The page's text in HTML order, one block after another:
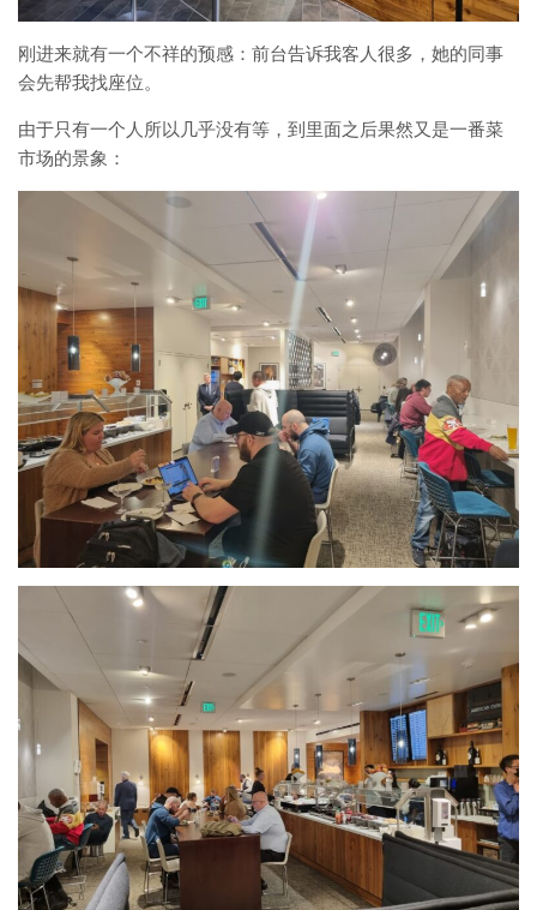
刚进来就有一个不祥的预感：前台告诉我客人很多，她的同事
会先帮我找座位。
由于只有一个人所以几乎没有等，到里面之后果然又是一番菜
市场的景象：